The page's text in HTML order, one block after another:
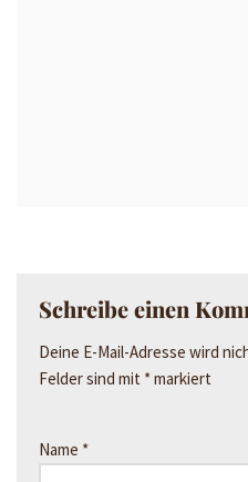
Schreibe einen
Deine E-Mail-Adresse wird
Felder sind mit *markiert
Name *